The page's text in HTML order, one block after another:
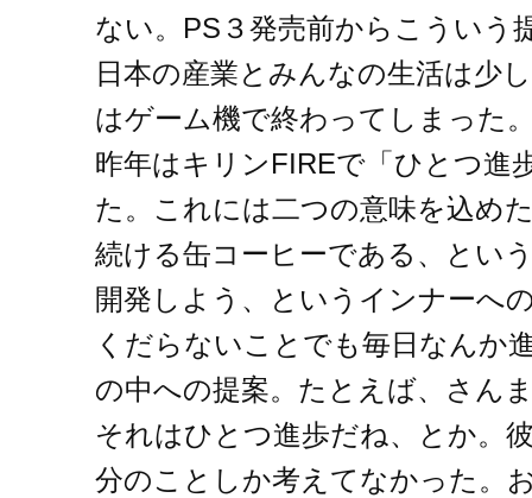
ない。PS３発売前からこういう
日本の産業とみんなの生活は少
はゲーム機で終わってしまった
昨年はキリンFIREで「ひとつ進
た。これには二つの意味を込め
続ける缶コーヒーである、とい
開発しよう、というインナーへ
くだらないことでも毎日なんか
の中への提案。たとえば、さん
それはひとつ進歩だね、とか。
分のことしか考えてなかった。